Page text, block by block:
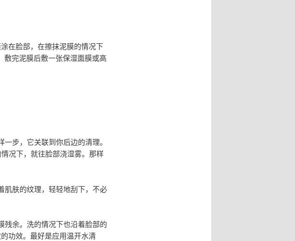
在脸部，在擦抹泥膜的情况下
敷完泥膜后敷一张保湿面膜或高
步，它关联到你后边的清理。
况下，就往脸部浇湿雾。那样
肌肤的纹理，轻轻地刮下，不必
残余。洗的情况下也沿着脸部的
功效。最好是应用温开水清